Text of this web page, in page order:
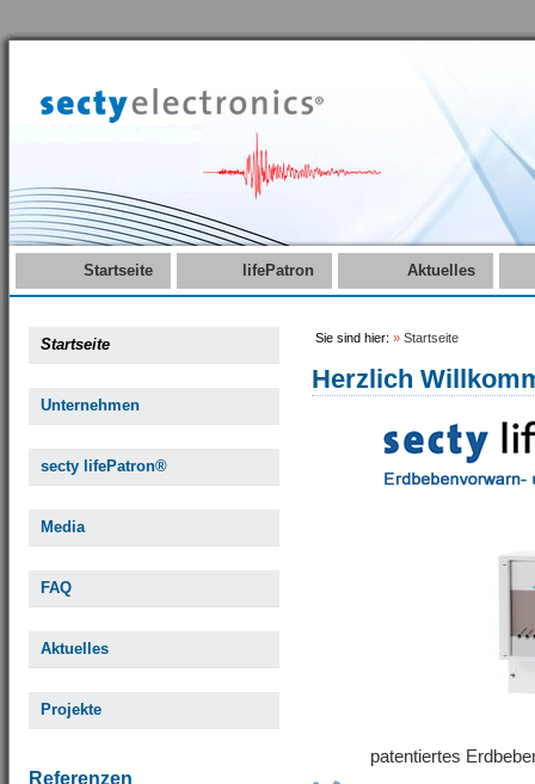
Startseite lifePatron Aktuelles
Startseite
Unternehmen
secty lifePatron®
Media
FAQ
Aktuelles
Projekte
Referenzen
Sie sind hier: » Startseite
Herzlich
patentiertes